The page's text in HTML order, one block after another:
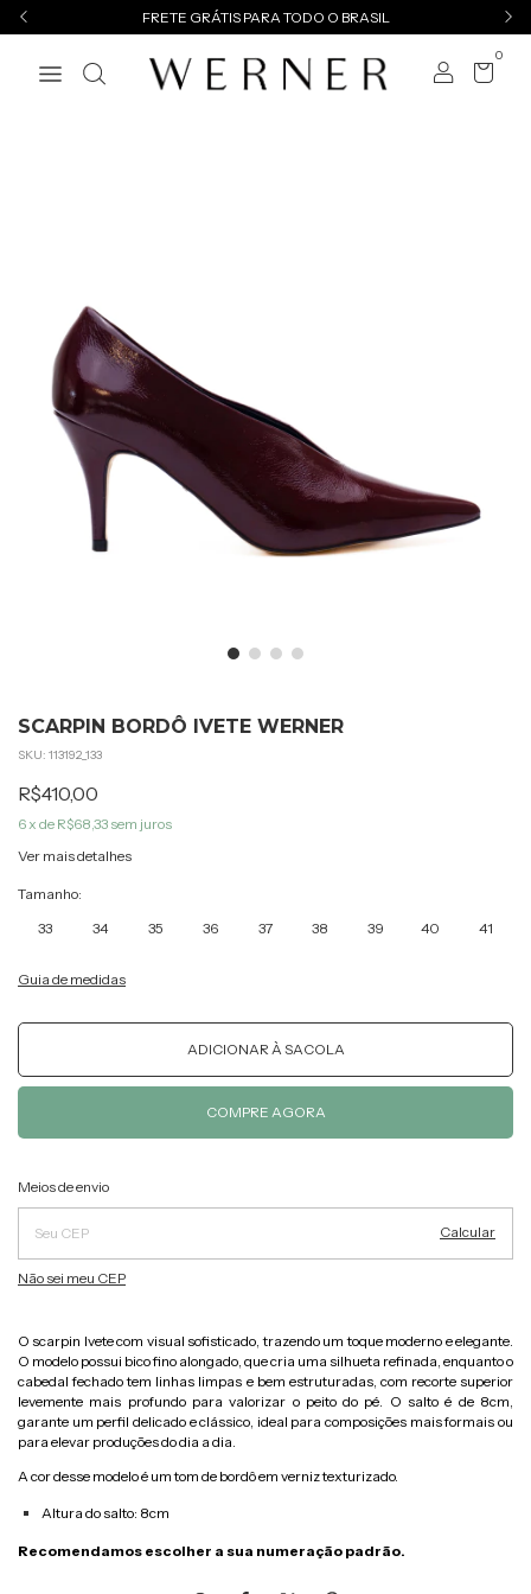
FRETE GRÁTIS PARA TODO O BRASIL
0
SCARPIN BORDÔ IVETE WERNER
SKU: 113192_133
R$410,00
6 x de R$68,33 sem juros
Ver mais detalhes
Tamanho:
33
34 35 36 37 38 39 40 41
Guia de medidas
Entregas para o CEP:
Meios de envio
Calcular
Não sei meu CEP
O scarpin Ivete com visual sofisticado, trazendo um toque moderno e elegante.
O modelo possui bico fino alongado, que cria uma silhueta refinada, enquanto o
cabedal fechado tem linhas limpas e bem estruturadas, com recorte superior
levemente mais profundo para valorizar o peito do pé. O salto é de 8cm,
garante um perfil delicado e clássico, ideal para composições mais formais ou
para elevar produções do dia a dia.
A cor desse modelo é um tom de bordô em verniz texturizado.
Altura do salto: 8cm
Recomendamos escolher a sua numeração padrão.